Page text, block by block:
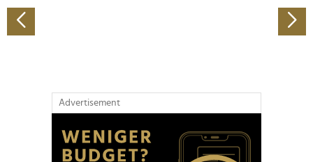
Partner führen diese Informationen möglicherweise mit
weiteren Daten zusammen, die Sie ihnen bereitgestellt
Advertisement